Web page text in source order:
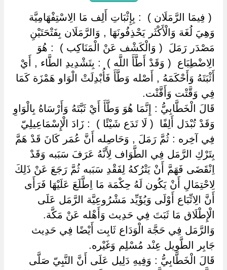
‏ ‏( فِيمَا الرَّمَلَان ) ‏ ‏: بِإِثْبَاتِ أَلِف مَا الِاسْتِفْهَامِيَّة
وَهِيَ لُغَة وَالْأَكْثَر يَحْذِفُونَهَا , وَالرَّمَلَان بِفَتْحَتَيْنِ
مَصْدَر رَمَلَ ‏ ‏( وَالْكَشْف عَنْ الْمَنَاكِب ) ‏ ‏: هُوَ
الِاضْطِبَاع ‏ ‏( وَقَدْ أَطَّأَ اللَّه ) ‏ ‏: بِتَشْدِيدِ الطَّاء , أَيْ
أَثْبَتَهُ وَأَحْكَمَهُ , أَصْله وَطَّأَ فَأُبْدِلَتْ الْوَاو هَمْزَة كَمَا
فِي وَقَّتْت وَأَقَّتْت.
قَالَ الْخَطَّابِيُّ : إِنَّمَا هُوَ وَطَّأَ أَيْ ثَبَّتَهُ وَأَرْسَاهُ بِالْوَاوِ
وَقَدْ تُبْدَل أَلِفًا ‏ ‏( لَا تَدَع شَيْئًا ) ‏ ‏: زَادَ الْإِسْمَاعِيلِيّ
فِي آخِره : ثُمَّ رَمَلَ , وَحَاصِله أَنَّ عُمَر كَانَ قَدْ هَمَّ
بِتَرْكِ الرَّمَل فِي الطَّوَاف لِأَنَّهُ عَرَفَ سَبَبه وَقَدْ
اِنْقَضَى فَهَمَّ أَنْ يَتْرُكهُ لِفَقْدِ سَبَبه ثُمَّ رَجَعَ عَنْ ذَلِكَ
لِاحْتِمَالِ أَنْ يَكُون لَهُ حِكْمَة مَا اِطَّلَعَ عَلَيْهَا فَرَأَى
أَنَّ الِاتِّبَاع أَوْلَى وَيُؤَيِّد مَشْرُوعِيَّة الرَّمَل عَلَى
الْإِطْلَاق مَا ثَبَتَ فِي حَدِيث وَأَهْله عَنْ مَكَّة.
وَالرَّمَل فِي حَجَّة الْوَدَاع ثَابِت أَيْضًا فِي حَدِيث
جَابِر الطَّوِيل عِنْد مُسْلِم وَغَيْره.
قَالَ الْخَطَّابِيُّ : وَفِيهِ دَلِيل عَلَى أَنَّ النَّبِيّ صَلَّى